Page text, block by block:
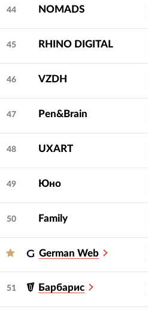
44 NOMADS
45 RHINO DIGITAL
46 VZDH
47 Pen&Brain
48 UXART
49 Юно
50 Family
German Web
51 Барбарис